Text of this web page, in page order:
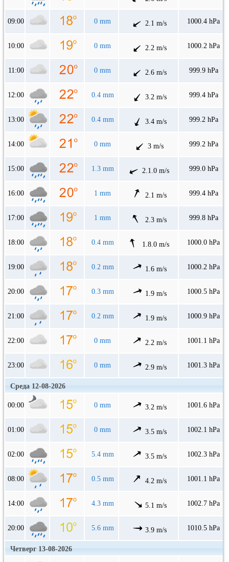
09:00 0 mm 2.1 m/s 1000.4 hPa
10:00 0 mm 2.2 m/s 1000.2 hPa
11:00 0 mm 2.6 m/s 999.9 hPa
12:00 0.4 mm 3.2 m/s 999.4 hPa
13:00 0.4 mm 3.4 m/s 999.2 hPa
14:00 0 mm 3 m/s 999.2 hPa
15:00 1.3 mm 2.1.0 m/s 999.0 hPa
16:00 1 mm 2.1 m/s 999.4 hPa
17:00 1 mm 2.3 m/s 999.8 hPa
18:00 0.4 mm 1.8.0 m/s 1000.0 hPa
19:00 0.2 mm 1.6 m/s 1000.2 hPa
20:00 0.3 mm 1.9 m/s 1000.5 hPa
21:00 0.2 mm 1.9 m/s 1000.9 hPa
22:00 0 mm 2.2 m/s 1001.1 hPa
23:00 0 mm 2.9 m/s 1001.3 hPa
Среда 12-08-2026
00:00 0 mm 3.2 m/s 1001.6 hPa
01:00 0 mm 3.5 m/s 1002.1 hPa
02:00 5.4 mm 3.5 m/s 1002.3 hPa
08:00 0.5 mm 4.2 m/s 1001.1 hPa
14:00 4.3 mm 5.1 m/s 1002.7 hPa
20:00 5.6 mm 3.9 m/s 1010.5 hPa
Четверг 13-08-2026